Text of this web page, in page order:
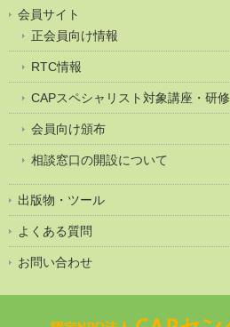
会員サイト
正会員向け情報
RTC情報
CAPスペシャリスト対象講座・研修
会員向け頒布
相談窓口の開設について
出版物・ツール
よくある質問
お問い合わせ